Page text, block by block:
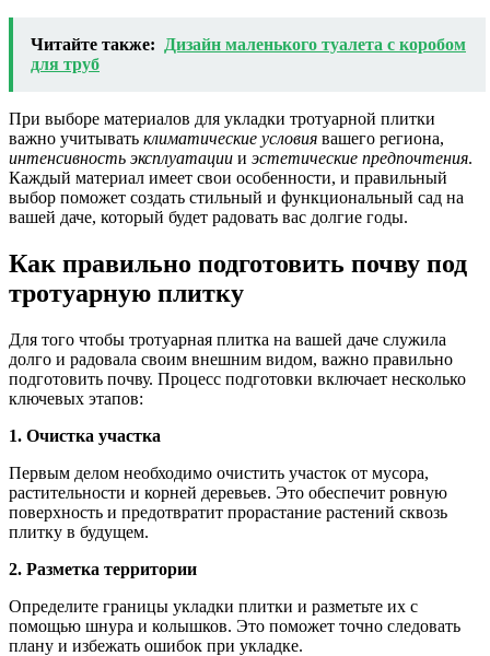
Читайте также:
Дизайн маленького туалета с коробом
для труб
При выборе материалов для укладки тротуарной плитки
важно учитывать климатические условия вашего региона,
интенсивность эксплуатации и эстетические предпочтения.
Каждый материал имеет свои особенности, и правильный
выбор поможет создать стильный и функциональный сад на
вашей даче, который будет радовать вас долгие годы.
Как правильно подготовить почву под
тротуарную плитку
Для того чтобы тротуарная плитка на вашей даче служила
долго и радовала своим внешним видом, важно правильно
подготовить почву. Процесс подготовки включает несколько
ключевых этапов:
1. Очистка участка
Первым делом необходимо очистить участок от мусора,
растительности и корней деревьев. Это обеспечит ровную
поверхность и предотвратит прорастание растений сквозь
плитку в будущем.
2. Разметка территории
Определите границы укладки плитки и разметьте их с
помощью шнура и колышков. Это поможет точно следовать
плану и избежать ошибок при укладке.